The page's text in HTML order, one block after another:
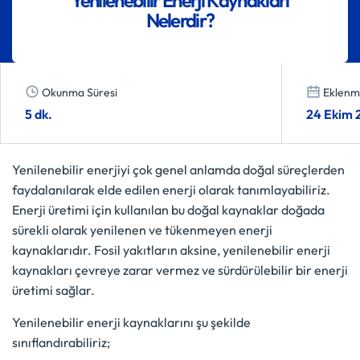
Nelerdir?
Okunma Süresi
5 dk. 24 Ekim
Yenilenebilir enerjiyi çok genel anlamda doğal süreçlerden
faydalanılarak elde edilen enerji olarak tanımlayabiliriz.
Enerji üretimi için kullanılan bu doğal kaynaklar doğada
sürekli olarak yenilenen ve tükenmeyen enerji
kaynaklarıdır. Fosil yakıtların aksine, yenilenebilir enerji
kaynakları çevreye zarar vermez ve sürdürülebilir bir enerji
üretimi sağlar.
Yenilenebilir enerji kaynaklarını şu şekilde
sınıflandırabiliriz;